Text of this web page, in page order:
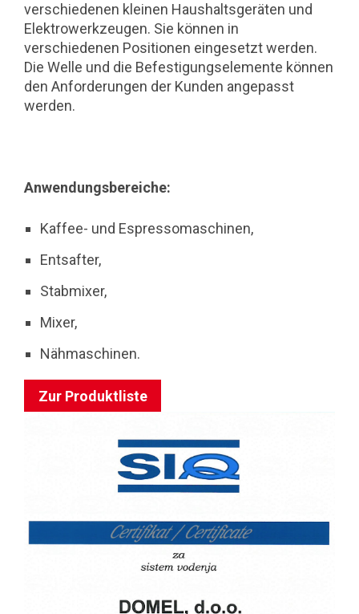
verschiedenen kleinen Haushaltsgeräten und
Elektrowerkzeugen. Sie können in
verschiedenen Positionen eingesetzt werden.
Die Welle und die Befestigungselemente können
den Anforderungen der Kunden angepasst
werden.
Anwendungsbereiche:
Kaffee- und Espressomaschinen,
Entsafter,
Stabmixer,
Mixer,
Nähmaschinen.
Zur Produktliste